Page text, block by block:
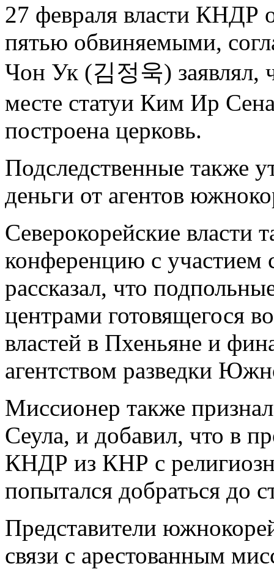
27 февраля власти КНДР
пятью обвиняемыми,
Чон Ук (김정욱) заявлял,
месте статуи Ким Ир
построена церковь.
Подследственные также
деньги от агентов
Северокорейские власти
конференцию с
рассказал, что
центрами готовящегося
властей в Пхеньяне и
агентством разведки
Миссионер также
Сеула, и добавил, что в
КНДР из КНР с
попытался добраться до
Представители
связи с арестованным